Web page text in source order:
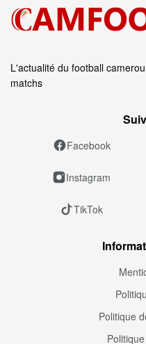
L'actualité du football
matchs
Facebook
Instagram
TikTok
Politique